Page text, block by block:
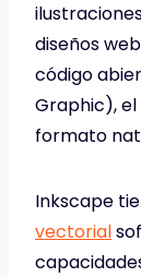
diseños
código
Graphic),
formato
Inkscape
vectorial